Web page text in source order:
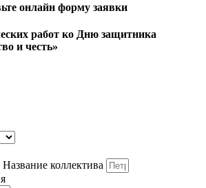
онлайн форму заявки
работ ко Дню защитника
и честь»
коллектива